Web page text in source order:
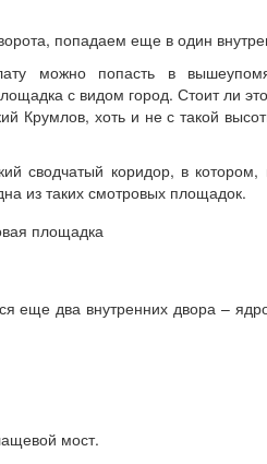
попадаем еще в один
можно попасть в
с видом город. Стоит ли
Крумлов, хоть и не с такой
сводчатый коридор, в
из таких смотровых площадок.
еще два внутренних двора –
мост.